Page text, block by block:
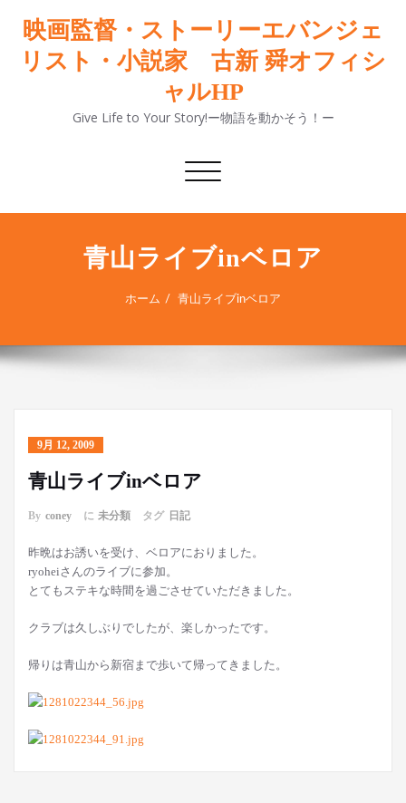
映画監督・ストーリーエバンジェ
リスト・小説家 古新 舜オフィシ
ャルHP
Give Life to Your Story!ー物語を動かそう！ー
ナ
ゲ
シ
ョ
ン
切
替
青山ライブinベロア
ホーム 青山ライブinベロア
9月 12, 2009
青山ライブinベロア
By coney に 未分類 タグ 日記
昨晩はお誘いを受け、ベロアにおりました。
ryoheiさんのライブに参加。
とてもステキな時間を過ごさせていただきました。
クラブは久しぶりでしたが、楽しかったです。
帰りは青山から新宿まで歩いて帰ってきました。